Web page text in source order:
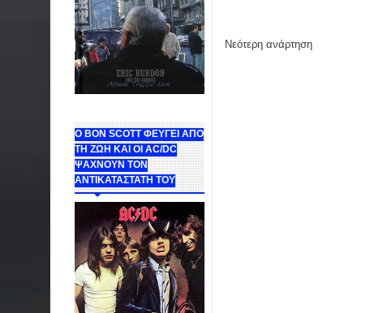
Ο BON SCOTT ΦΕΥΓΕΙ ΑΠΟ
ΤΗ ΖΩΗ ΚΑΙ ΟΙ AC/DC
ΨΑΧΝΟΥΝ ΤΟΝ
ΑΝΤΙΚΑΤΑΣΤΑΤΗ ΤΟΥ
Νεότερη ανάρτηση